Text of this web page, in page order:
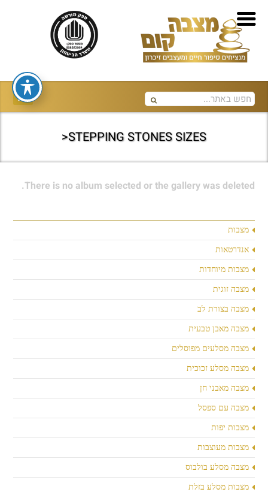
STEPPING STONES SIZES<
מצבות
אנדרטאות
מצבות מיוחדות
מצבה זוגית
מצבה בצורת לב
מצבה מאבן טבעית
מצבה מסלעים מפוסלים
מצבה מסלע זכוכית
מצבה מאבני חן
מצבה עם ספסל
מצבות יפות
מצבות מעוצבות
מצבה מסלע בולבוס
מצבות מסלע בזלת
There is no album selected or the gallery was deleted.